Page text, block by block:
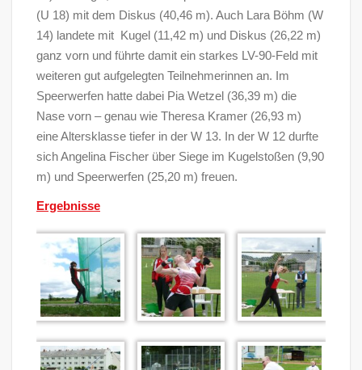
(U 18) mit dem Diskus (40,46 m). Auch Lara Böhm (W
14) landete mit Kugel (11,42 m) und Diskus (26,22 m)
ganz vorn und führte damit ein starkes LV-90-Feld mit
weiteren gut aufgelegten Teilnehmerinnen an. Im
Speerwerfen hatte dabei Pia Wetzel (36,39 m) die
Nase vorn – genau wie Theresa Kramer (26,93 m)
eine Altersklasse tiefer in der W 13. In der W 12 durfte
sich Angelina Fischer über Siege im Kugelstoßen (9,90
m) und Speerwerfen (25,20 m) freuen.
Ergebnisse